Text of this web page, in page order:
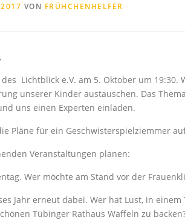
VON FRÜHCHENHELFER
Lichtblick e.V. am 5. Oktober um
unserer Kinder austauschen. Das
uns einen Experten einladen.
Pläne für ein Geschwisterspielziemmer
Veranstaltungen planen:
Wer möchte am Stand vor der
Jahr erneut dabei. Wer hat Lust, in einem
Tübinger Rathaus Waffeln zu